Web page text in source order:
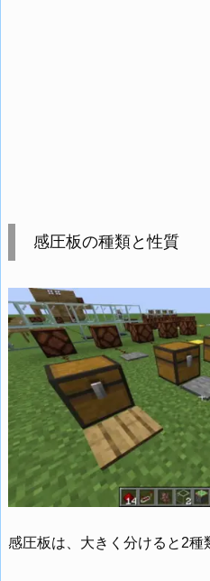
感圧板の種類と性質
感圧板は、大きく分けると2種